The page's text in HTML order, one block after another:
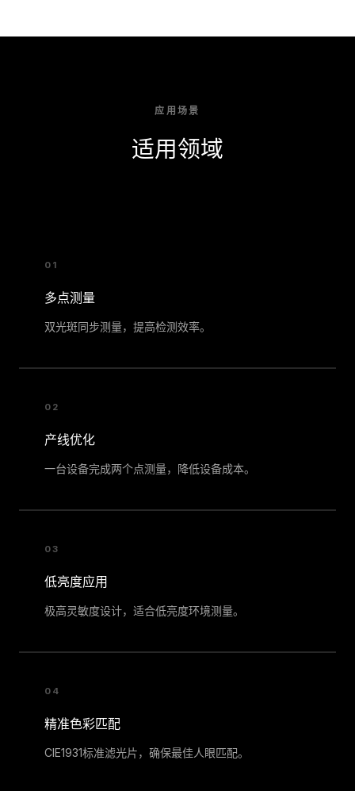
应用场景
适用领域
01
多点测量
双光斑同步测量，提高检测效率。
02
产线优化
一台设备完成两个点测量，降低设备成本。
03
低亮度应用
极高灵敏度设计，适合低亮度环境测量。
04
精准色彩匹配
CIE1931标准滤光片，确保最佳人眼匹配。